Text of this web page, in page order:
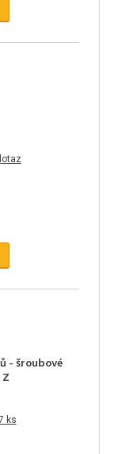
- šroubové
ks